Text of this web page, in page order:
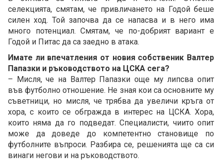
селекцията, смятам, че привличането на Годой беше
силен ход. Той започва да се напасва и в него има
много потенциал. Смятам, че по-добрият вариант е
Годой и Питас да са заедно в атака.
Имате ли впечатления от новия собственик Валтер
Папазки и ръководството на ЦСКА сега?
– Мисля, че на Валтер Папазки още му липсва опит
във футболно отношение. Не зная кои са основните му
съветници, но мисля, че трябва да увеличи кръга от
хора, с които се обгражда в интерес на ЦСКА. Хора,
които няма да го подведат. Специалисти, чиито опит
може да доведе до компетентно становище по
футболните въпроси. Разбира се, решенията ще са си
винаги негови и на ръководството.